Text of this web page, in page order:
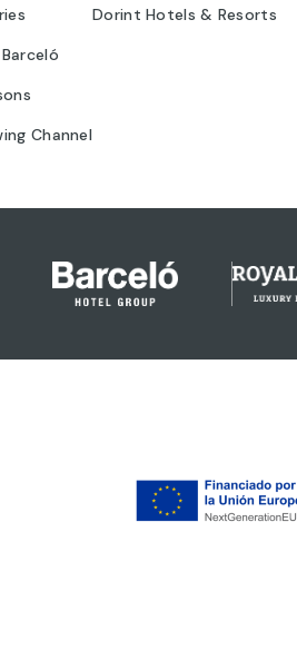
Channel
Dorint Hotels & Resorts